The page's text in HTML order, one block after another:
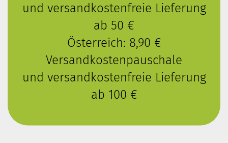
und versandkostenfreie Lieferung
ab 50 €
Österreich: 8,90 €
Versandkostenpauschale
und versandkostenfreie Lieferung
ab 100 €